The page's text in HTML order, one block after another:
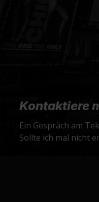
Kontaktiere
Ein Gespräch am
Sollte ich mal nicht